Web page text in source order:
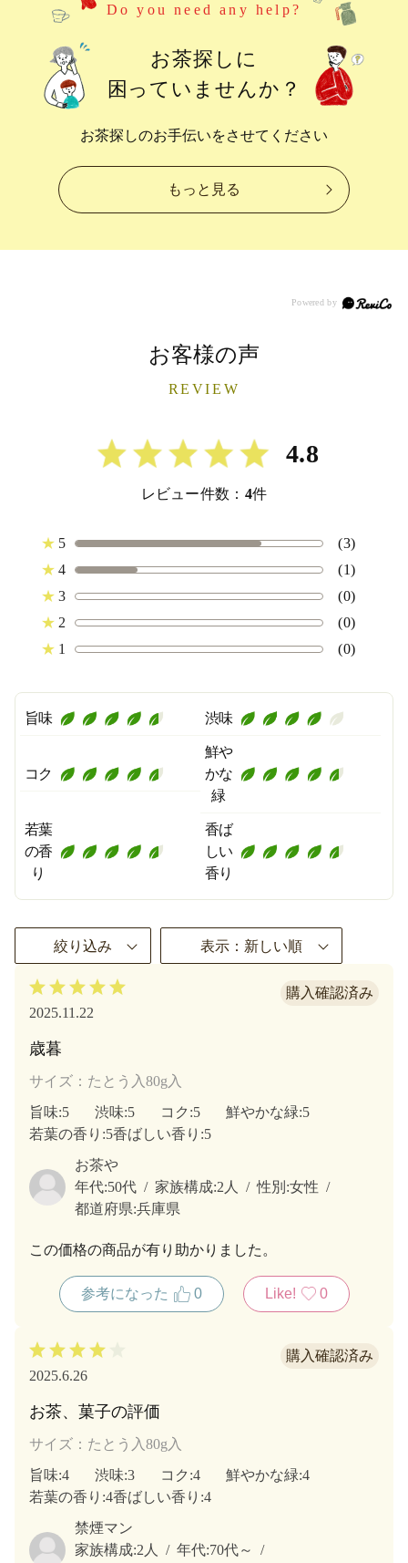
Do you need any help?
お茶探しに
困っていませんか？
お茶探しのお手伝いをさせてください
もっと見る
お客様の声
REVIEW
4.8
レビュー件数： 4件
★ 5
(3)
★ 4
(1)
★ 3
(0)
★ 2
(0)
★ 1 (0)
旨味 渋味
コク
鮮や
かな
緑
若葉
の香
り
香ば
しい
香り
絞り込み 表示：新しい順
2025.11.22
歳暮
サイズ：たとう入80g入
旨味:5 渋味:5 コク :5 鮮やかな緑:5
若葉の香り :5香ばしい香り :5
お茶や
年代:50代 家族構成:2人 性別:女性
都道府県:兵庫県
この価格の商品が有り助かりました。
参考になった 0 Like! 0
2025.6.26
お茶、菓子の評価
サイズ：たとう入80g入
旨味:4 渋味:3 コク :4 鮮やかな緑:4
若葉の香り :4香ばしい香り :4
禁煙マン
家族構成:2人 年代:70代～